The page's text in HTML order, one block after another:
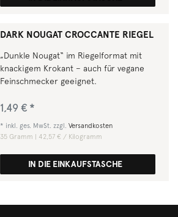
DARK NOUGAT CROCCANTE RIEGEL
„Dunkle Nougat“ im Riegelformat mit
knackigem Krokant – auch für vegane
Feinschmecker geeignet.
1,49 € *
* inkl. ges. MwSt. zzgl.Versandkosten
35 Gramm | 42,57 € / Kilogramm
IN DIE EINKAUFSTASCHE